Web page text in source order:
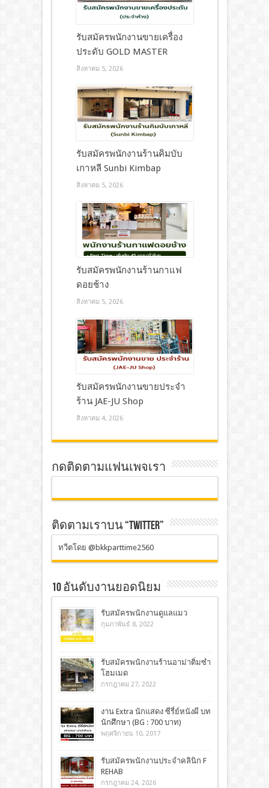
รับสมัครพนักงานขายเครื่อง
ประดับ GOLD MASTER
สิงหาคม 5, 2026
รับสมัครพนักงานร้านคิมบับ
เกาหลี Sunbi Kimbap
สิงหาคม 5, 2026
รับสมัครพนักงานร้านกาแฟ
ดอยช้าง
สิงหาคม 5, 2026
รับสมัครพนักงานขายประจำ
ร้าน JAE-JU Shop
สิงหาคม 4, 2026
กดติดตามแฟนเพจเรา
ติดตามเราบน “TWITTER”
ทวีตโดย @bkkparttime2560
10 อันดับงานยอดนิยม
รับสมัครพนักงานดูแลแมว
กุมภาพันธ์ 8, 2022
รับสมัครพนักงานร้านอาม่าติ่มซำ
โฮมเมด
กรกฎาคม 27, 2022
งาน Extra นักแสดง ซีรี่ย์หนังผี บท
นักศึกษา (BG : 700 บาท)
พฤศจิกายน 10, 2017
รับสมัครพนักงานประจำคลินิก F
REHAB
กรกฎาคม 24, 2026